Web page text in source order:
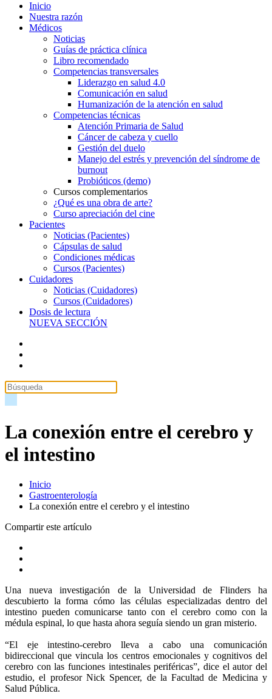
Inicio
Nuestra razón
Médicos
Noticias
Guías de práctica clínica
Libro recomendado
Competencias transversales
Liderazgo en salud 4.0
Comunicación en salud
Humanización de la atención en salud
Competencias técnicas
Atención Primaria de Salud
Cáncer de cabeza y cuello
Gestión del duelo
Manejo del estrés y prevención del síndrome de
burnout
Probióticos (demo)
Cursos complementarios
¿Qué es una obra de arte?
Curso apreciación del cine
Pacientes
Noticias (Pacientes)
Cápsulas de salud
Condiciones médicas
Cursos (Pacientes)
Cuidadores
Noticias (Cuidadores)
Cursos (Cuidadores)
Dosis de lectura
NUEVA SECCIÓN
La conexión entre el cerebro y
el intestino
Inicio
Gastroenterología
La conexión entre el cerebro y el intestino
Compartir este artículo
Una nueva investigación de la Universidad de Flinders ha
descubierto la forma cómo las células especializadas dentro del
intestino pueden comunicarse tanto con el cerebro como con la
médula espinal, lo que hasta ahora seguía siendo un gran misterio.
“El eje intestino-cerebro lleva a cabo una comunicación
bidireccional que vincula los centros emocionales y cognitivos del
cerebro con las funciones intestinales periféricas”, dice el autor del
estudio, el profesor Nick Spencer, de la Facultad de Medicina y
Salud Pública.